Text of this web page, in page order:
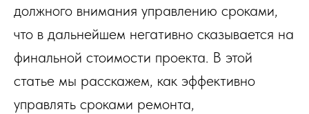
должного внимания управлению сроками,
что в дальнейшем негативно сказывается на
финальной стоимости проекта. В этой
статье мы расскажем, как эффективно
управлять сроками ремонта,